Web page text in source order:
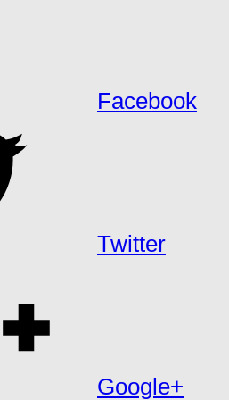
Facebook
Twitter
Google+